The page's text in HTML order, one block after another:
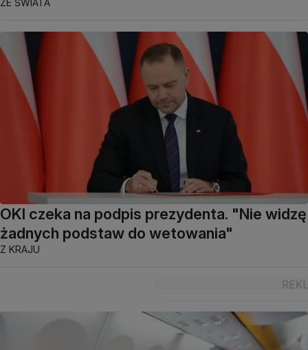
OKI czeka na podpis prezydenta. "Nie widzę
żadnych podstaw do wetowania"
Z KRAJU